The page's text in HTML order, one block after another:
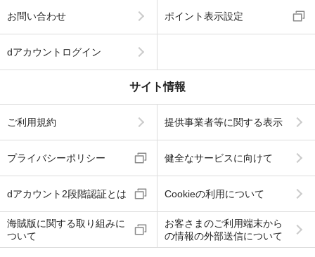
お問い合わせ ポイント表示設定
dアカウントログイン
サイト情報
ご利用規約 提供事業者等に関する表示
プライバシーポリシー 健全なサービスに向けて
dアカウント2段階認証とは Cookieの利用について
海賊版に関する取り組みに
ついて
お客さまのご利用端末から
の情報の外部送信について